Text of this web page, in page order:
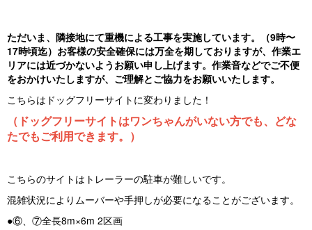
ただいま、隣接地にて重機による工事を実施しています。（9時〜
17時頃迄）お客様の安全確保には万全を期しておりますが、作業エ
リアには近づかないようお願い申し上げます。作業音などでご不便
をおかけいたしますが、ご理解とご協力をお願いいたします。
こちらはドッグフリーサイトに変わりました！
（ドッグフリーサイトはワンちゃんがいない方でも、どな
たでもご利用できます。）
こちらのサイトはトレーラーの駐車が難しいです。
混雑状況によりムーバーや手押しが必要になることがございます。
●⑥、⑦全長8m×6m 2区画